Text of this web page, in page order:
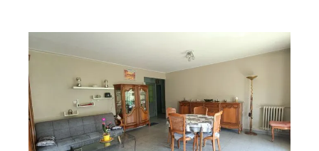
SEPTEMES LES VALLONS 13
, 4 pièces
Ref : 12177
Appartement F4 à vendre
185 000 €